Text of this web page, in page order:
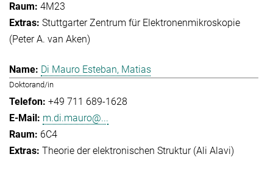
4M23
Stuttgarter Zentrum für Elektronenmikroskopie
(Peter A. van Aken)
Di Mauro Esteban, Matias
Doktorand/in
+49 711 689-1628
m.di.mauro@...
6C4
Theorie der elektronischen Struktur (Ali Alavi)